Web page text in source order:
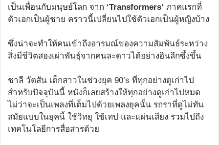
เป็นเพื่อนกับมนุษย์โลก จาก ‘Transformers’ ภาคแรกที่
ตัวเอกเป็นผู้ชาย คราวนี้เปลี่ยนไปใช้ตัวเอกเป็นผู้หญิงบ้าง
ซึ่งน่าจะทำให้คนเข้าถึงอารมณ์ของความสัมพันธ์ระหว่าง
สิ่งมีชีวิตสองเผ่าพันธุ์จากคนละดาวได้อย่างอินลึกซึ้งขึ้น
ชาลี วัตสัน เด็กสาวในช่วงยุค 90’s ที่ทุกอย่างดูเก่าไป
สำหรับปัจจุบันนี้ หนังก็เลยสร้างให้ทุกอย่างดูเก่าไปหมด
ไม่ว่าจะเป็นเพลงที่เต็มไปด้วยเพลงยุคนั้น รถราที่ดูไม่ทัน
สมัยแบบในยุคนี้ ใช้วิทยุ ใช้เทป และแผ่นเสียง รวมไปถึง
เทคโนโลยีการสื่อสารด้วย